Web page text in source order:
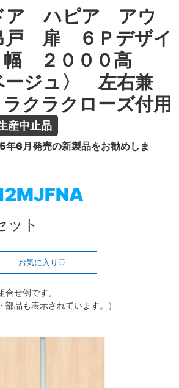
ア ハピア アウ
戸 扉 ６Ｐデザイ
２０００高
ージュ〉 左右兼
ラクローズ付用
中止品
6月発売の新製品をお勧めしま
ット
お気に入り
せ例です。
部品も表示されています。）